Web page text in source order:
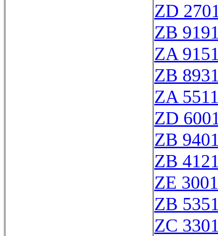
ZD
ZB
ZA
ZB
ZA
ZD
ZB
ZB
ZE
ZB
ZC